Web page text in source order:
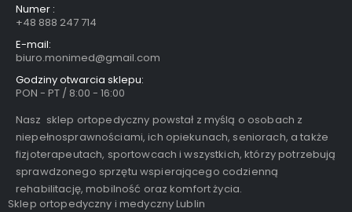
Numer :
+48 888 247 714
E-mail:
biuro.monimed@gmail.com
Godziny otwarcia sklepu:
PON - PT / 8:00 - 16:00
Nasz sklep ortopedyczny powstał z myślą o osobach z
niepełnosprawnościami, ich opiekunach, seniorach, a także
fizjoterapeutach, sportowcach i wszystkich, którzy potrzebują
sprawdzonego sprzętu wspierającego codzienną
rehabilitację, mobilność oraz komfort życia.
Sklep ortopedyczny i medyczny Lublin